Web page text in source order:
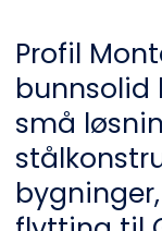
Profil
bunnsolid
små